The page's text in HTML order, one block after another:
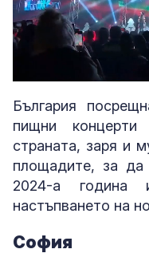
България
пищни
страната, заря и
площадите, за да
2024-а
настъпването на
София